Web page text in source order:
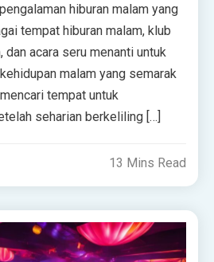
hiburan malam yang
tempat hiburan malam, klub
acara seru menanti untuk
malam yang semarak
tempat untuk
seharian berkeliling […]
13 Mins Read